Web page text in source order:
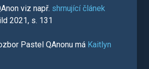
viz např. shrnující článek
2021, s. 131
Pastel QAnonu má Kaitlyn